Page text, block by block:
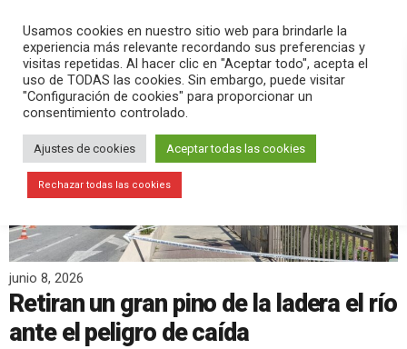
search menu pause PLAY
junio 8, 2026
Retiran un gran pino de la ladera el río
ante el peligro de caída
Usamos cookies en nuestro sitio web para brindarle la
experiencia más relevante recordando sus preferencias y
visitas repetidas. Al hacer clic en "Aceptar todo", acepta el
uso de TODAS las cookies. Sin embargo, puede visitar
"Configuración de cookies" para proporcionar un
consentimiento controlado.
Ajustes de cookies Aceptar todas las cookies
Rechazar todas las cookies